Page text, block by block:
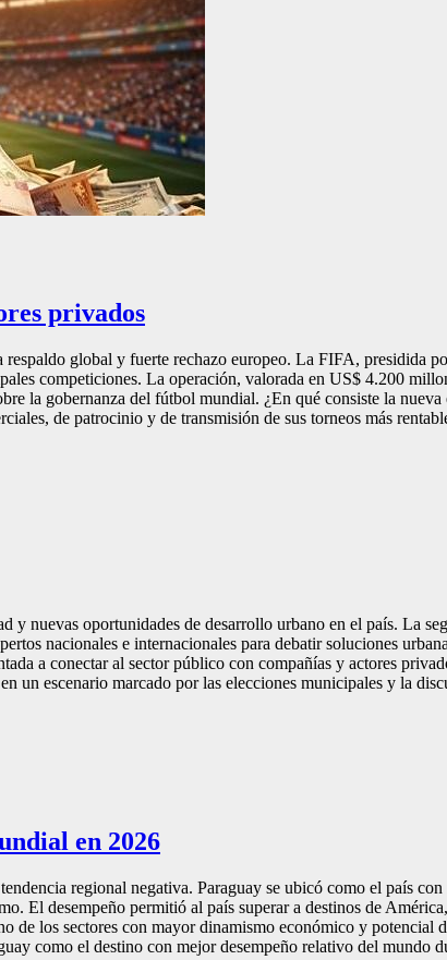
privados
global y fuerte rechazo europeo. La FIFA, presidida
competiciones. La operación, valorada en US$ 4.200
la gobernanza del fútbol mundial. ¿En qué consiste la
de patrocinio y de transmisión de sus torneos más
nuevas oportunidades de desarrollo urbano en el país. La
nacionales e internacionales para debatir soluciones
a conectar al sector público con compañías y actores
un escenario marcado por las elecciones municipales y la
en 2026
regional negativa. Paraguay se ubicó como el país
El desempeño permitió al país superar a destinos de
los sectores con mayor dinamismo económico y potencial
como el destino con mejor desempeño relativo del mundo